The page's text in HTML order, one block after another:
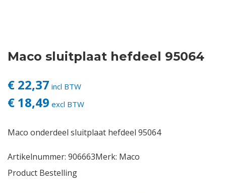
Vacatures
Maco sluitplaat hefdeel 95064
€ 22,37 incl BTW
€ 18,49 excl BTW
Maco onderdeel sluitplaat hefdeel 95064
Artikelnummer: 906663Merk: Maco
Product Bestelling